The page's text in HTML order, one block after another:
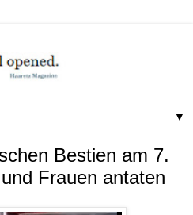
▼
Bestien am 7.
Frauen antaten